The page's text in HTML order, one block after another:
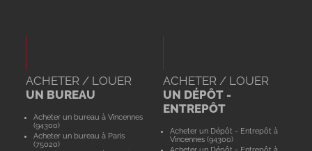
ACHETER / LOUER
UN BUREAU
Acheter un bureau à Vincennes
(94300)
Acheter un bureau à Paris
(75020)
ACHETER / LOUER
UN DÉPÔT -
ENTREPÔT
Acheter un Dépôt - Entrepôt à
Vincennes (94300)